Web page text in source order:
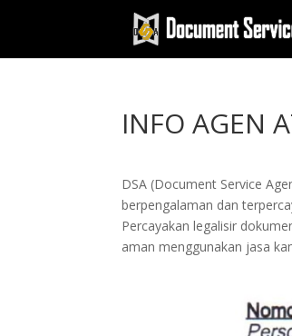
INFO AGEN
DSA (Document Service
berpengalaman dan
Percayakan legalisir
aman menggunakan jasa